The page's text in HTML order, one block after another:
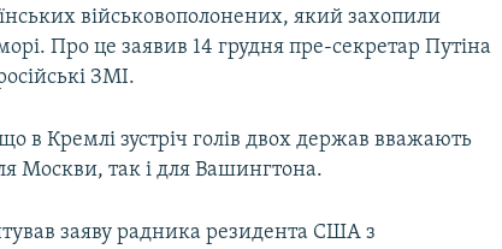
військовополонених, який захопили
Про це заявив 14 грудня пре-секретар Путіна
ЗМІ.
в Кремлі зустріч голів двох держав вважають
Москви, так і для Вашингтона.
заяву радника резидента США з